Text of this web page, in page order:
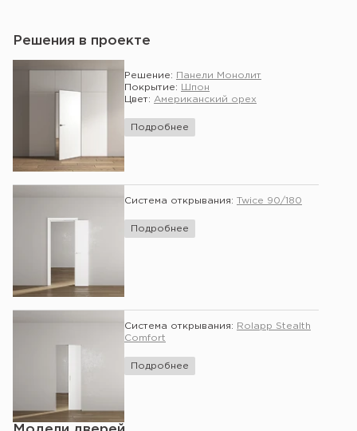
Решения в проекте
Решение:
Панели Монолит
Покрытие:
Шпон
Цвет: Американский орех
Подробнее
Система открывания: Twice 90/180
Подробнее
Система открывания:
Rolapp Stealth
Comfort
Подробнее